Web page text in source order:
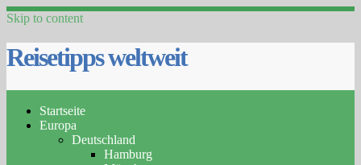
Skip to content
Reisetipps weltweit
Startseite
Europa
Deutschland
Hamburg